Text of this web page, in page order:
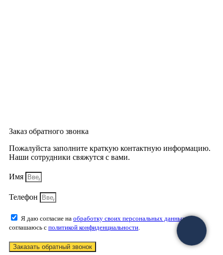
Заказ обратного звонка
Пожалуйста заполните краткую контактную информацию.
Наши сотрудники свяжутся с вами.
Имя
Телефон
Я даю согласие на обработку своих персональных данныхи
соглашаюсь с политикой конфиденциальности.
Заказать обратный звонок